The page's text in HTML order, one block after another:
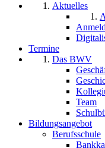
Aktuelles
Termine
Das BWV
Team
Bildungsangebot
Berufsschule